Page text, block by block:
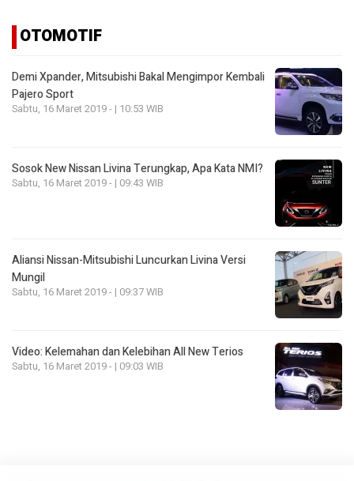
OTOMOTIF
Demi Xpander, Mitsubishi Bakal Mengimpor Kembali
Pajero Sport
Sabtu, 16 Maret 2019 - | 10:53 WIB
Sosok New Nissan Livina Terungkap, Apa Kata NMI?
Sabtu, 16 Maret 2019 - | 09:43 WIB
Aliansi Nissan-Mitsubishi Luncurkan Livina Versi
Mungil
Sabtu, 16 Maret 2019 - | 09:37 WIB
Video: Kelemahan dan Kelebihan All New Terios
Sabtu, 16 Maret 2019 - | 09:03 WIB